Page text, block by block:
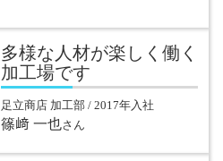
多様な人材が楽しく働く
加工場です
足立商店 加工部 / 2017年入社
篠﨑 一也さん